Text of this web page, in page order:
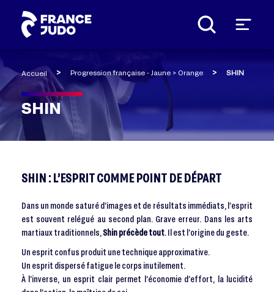
Accueil Progression française - Jaune > Orange SHIN
SHIN
SHIN : L’ESPRIT COMME POINT DE DÉPART
Dans un monde saturé d’images et de résultats immédiats, l’esprit
est souvent relégué au second plan. Grave erreur. Dans les arts
martiaux traditionnels,Shin précède tout. Il est l’origine du geste.
Un esprit confus produit une technique approximative.
Un esprit dispersé fatigue le corps inutilement.
À l’inverse, un esprit clair permet l’économie d’effort, la lucidité